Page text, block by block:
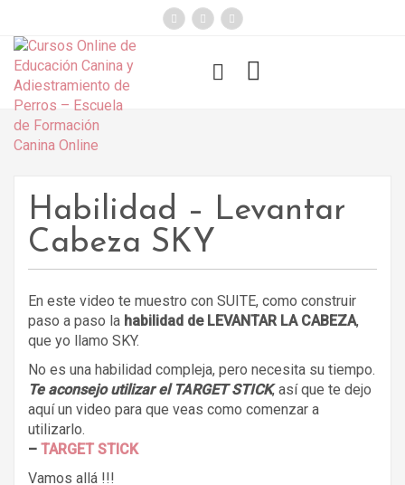
Funny Dogs
Habilidad – Levantar
Cabeza SKY
En este video te muestro con SUITE, como construir
paso a paso la habilidad de LEVANTAR LA CABEZA,
que yo llamo SKY.
No es una habilidad compleja, pero necesita su tiempo.
Te aconsejo utilizar el TARGET STICK, así que te dejo
aquí un video para que veas como comenzar a
utilizarlo.
– TARGET STICK
Vamos allá !!!